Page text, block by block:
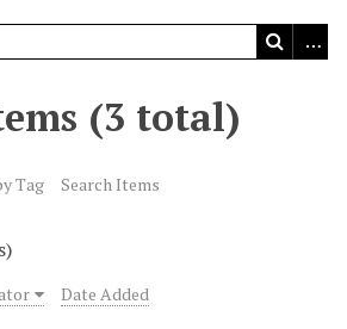
(3 total)
Tag Search Items
Date Added